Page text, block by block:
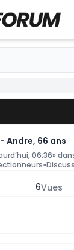
avec des
communauté
avancée
Andre, 66 ans
06:36»
»
6Vues